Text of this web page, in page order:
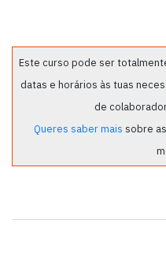
Este curso pode ser
datas e horários às tuas
de
Queres saber mais sobre